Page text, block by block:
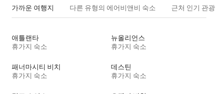
가까운 여행지 다른 유형의 에어비앤비 숙소 근처 인기 관광
애틀랜타
휴가지 숙소
뉴올리언스
휴가지 숙소
패너마시티 비치
휴가지 숙소
데스틴
휴가지 숙소